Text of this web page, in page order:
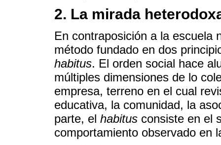
2. La mirada
En contraposición a la escuela
método fundado en dos
habitus. El orden social hace
múltiples dimensiones de lo
empresa, terreno en el cual
educativa, la comunidad, la
parte, el habitus consiste en el
comportamiento observado en